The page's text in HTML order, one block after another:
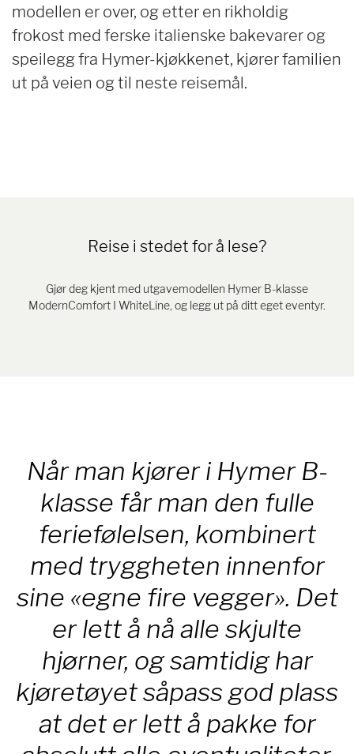
modellen er over, og etter en rikholdig
frokost med ferske italienske bakevarer og
speilegg fra Hymer-kjøkkenet, kjører familien
ut på veien og til neste reisemål.
Reise i stedet for å lese?
Gjør deg kjent med utgavemodellen Hymer B-klasse
ModernComfort I WhiteLine, og legg ut på ditt eget eventyr.
Når man kjører i Hymer B-
klasse får man den fulle
feriefølelsen, kombinert
med tryggheten innenfor
sine «egne fire vegger». Det
er lett å nå alle skjulte
hjørner, og samtidig har
kjøretøyet såpass god plass
at det er lett å pakke for